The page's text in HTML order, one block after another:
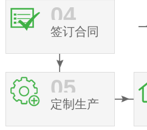
04
签订合同
05
定制生产